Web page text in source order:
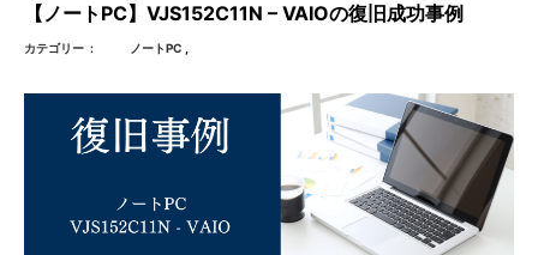
【ノートPC】VJS152C11N – VAIOの復旧成功事例
カテゴリー ノートPC